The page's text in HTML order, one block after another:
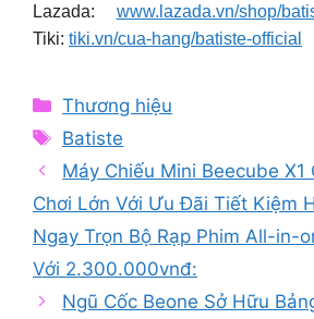
Lazada: www.lazada.vn/shop/
Tiki: tiki.vn/cua-hang/batiste-official
Categories
Thương hiệu
Tags
Batiste
Máy Chiếu Mini Beecube X1
Chơi Lớn Với Ưu Đãi Tiết Kiệm
Ngay Trọn Bộ Rạp Phim All-in-
Với 2.300.000vnđ:
Ngũ Cốc Beone Sở Hữu